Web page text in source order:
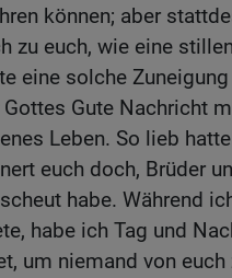
können; aber
zu euch, wie eine
eine solche
Gute Nachricht
Leben. So lieb
euch doch, Brüder
habe. Während
habe ich Tag und
um niemand von